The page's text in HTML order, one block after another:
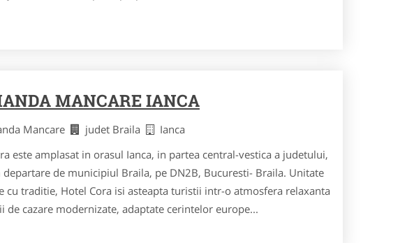
MANCARE IANCA
Mancare judet Braila
Ianca
este amplasat in orasul Ianca, in partea central-vestica a judetului,
departare de municipiul Braila, pe DN2B, Bucuresti- Braila. Unitate
cu traditie, Hotel Cora isi asteapta turistii intr-o atmosfera relaxanta
de cazare modernizate, adaptate cerintelor europe...